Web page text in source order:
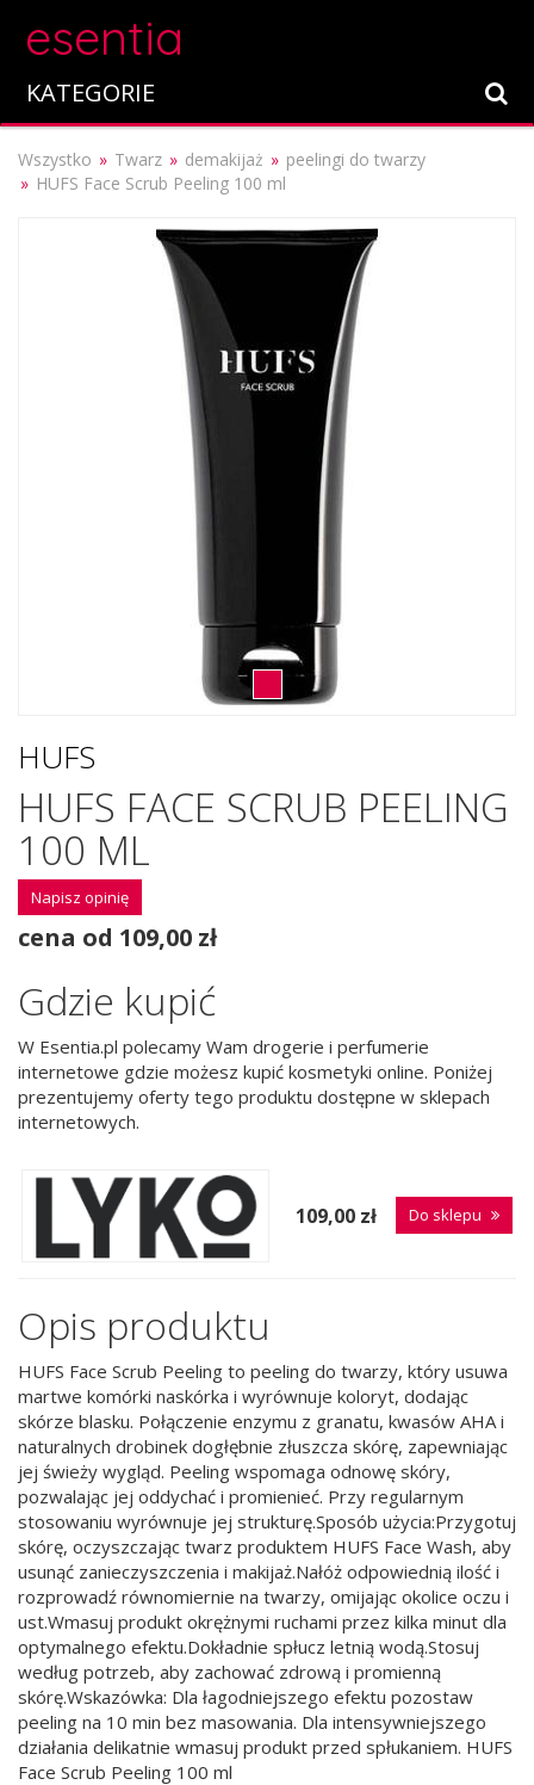
esentia
KATEGORIE
Wszystko Twarz demakijaż
peelingi do twarzy
HUFS Face Scrub Peeling 100 ml
HUFS
HUFS FACE SCRUB PEELING
100 ML
Napisz opinię
cena od 109,00 zł
Gdzie kupić
W Esentia.pl polecamy Wam drogerie i perfumerie
internetowe gdzie możesz kupić kosmetyki online. Poniżej
prezentujemy oferty tego produktu dostępne w sklepach
internetowych.
109,00 zł Do sklepu
Opis produktu
HUFS Face Scrub Peeling to peeling do twarzy, który usuwa
martwe komórki naskórka i wyrównuje koloryt, dodając
skórze blasku. Połączenie enzymu z granatu, kwasów AHA i
naturalnych drobinek dogłębnie złuszcza skórę, zapewniając
jej świeży wygląd. Peeling wspomaga odnowę skóry,
pozwalając jej oddychać i promienieć. Przy regularnym
stosowaniu wyrównuje jej strukturę.Sposób użycia:Przygotuj
skórę, oczyszczając twarz produktem HUFS Face Wash, aby
usunąć zanieczyszczenia i makijaż.Nałóż odpowiednią ilość i
rozprowadź równomiernie na twarzy, omijając okolice oczu i
ust.Wmasuj produkt okrężnymi ruchami przez kilka minut dla
optymalnego efektu.Dokładnie spłucz letnią wodą.Stosuj
według potrzeb, aby zachować zdrową i promienną
skórę.Wskazówka: Dla łagodniejszego efektu pozostaw
peeling na 10 min bez masowania. Dla intensywniejszego
działania delikatnie wmasuj produkt przed spłukaniem. HUFS
Face Scrub Peeling 100 ml